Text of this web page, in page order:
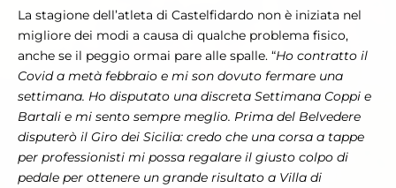
La stagione dell’atleta di Castelfidardo non è iniziata nel
migliore dei modi a causa di qualche problema fisico,
anche se il peggio ormai pare alle spalle. “Ho contratto il
Covid a metà febbraio e mi son dovuto fermare una
settimana. Ho disputato una discreta Settimana Coppi e
Bartali e mi sento sempre meglio. Prima del Belvedere
disputerò il Giro dei Sicilia: credo che una corsa a tappe
per professionisti mi possa regalare il giusto colpo di
pedale per ottenere un grande risultato a Villa di